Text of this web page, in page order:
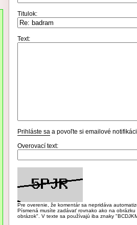
Titulok:
Text:
Prihláste sa a povoľte si emailové
Overovací text:
Pre overenie, že komentár sa nepridáva
Písmená musíte zadávať rovnako ako na
obrázok". V texte sa používajú iba znaky